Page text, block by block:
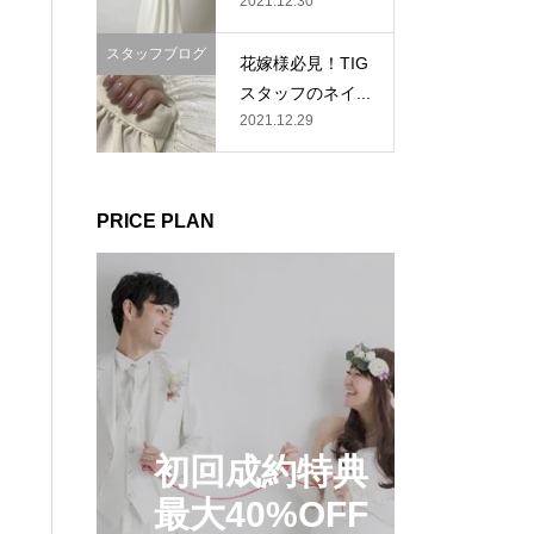
花嫁様必見！TIG
スタッフのネイ...
2021.12.29
スタッフブログ
PRICE PLAN
初回成約特典
最大40%OFF